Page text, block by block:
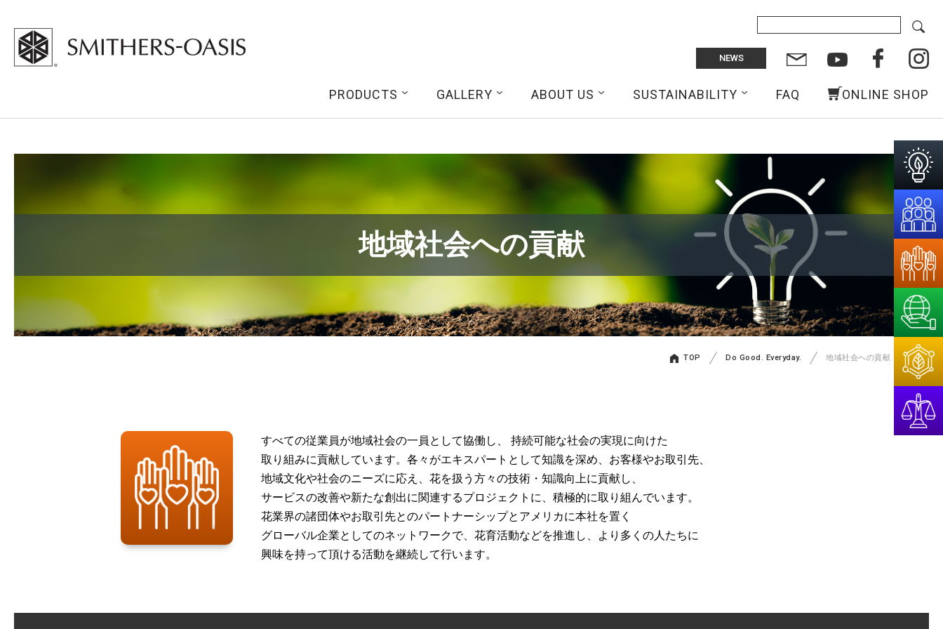
NEWS
PRODUCTS GALLERY ABOUT US SUSTAINABILITY FAQ ONLINE SHOP
地域社会への貢献
TOP Do Good. Everyday. 地域社会への貢献
すべての従業員が地域社会の一員として協働し、 持続可能な社会の実現に向けた
取り組みに貢献しています。各々がエキスパートとして知識を深め、お客様やお取引先、
地域文化や社会のニーズに応え、花を扱う方々の技術・知識向上に貢献し、
サービスの改善や新たな創出に関連するプロジェクトに、積極的に取り組んでいます。
花業界の諸団体やお取引先とのパートナーシップとアメリカに本社を置く
グローバル企業としてのネットワークで、花育活動などを推進し、より多くの人たちに
興味を持って頂ける活動を継続して行います。